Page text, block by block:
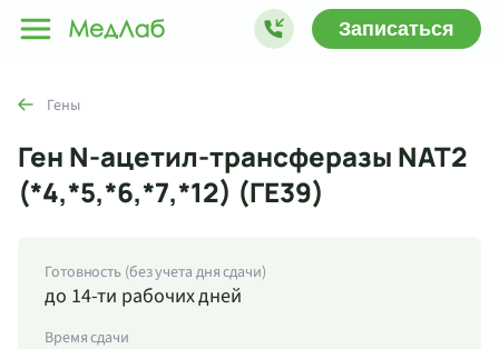
Записаться
Гены
Ген N-ацетил-трансферазы NAT2
(*4,*5,*6,*7,*12) (ГЕ39)
Готовность (без учета дня сдачи)
до 14-ти рабочих дней
Время сдачи